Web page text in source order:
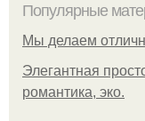
Популярные
Мы делаем
Элегантная
романтика, эко.